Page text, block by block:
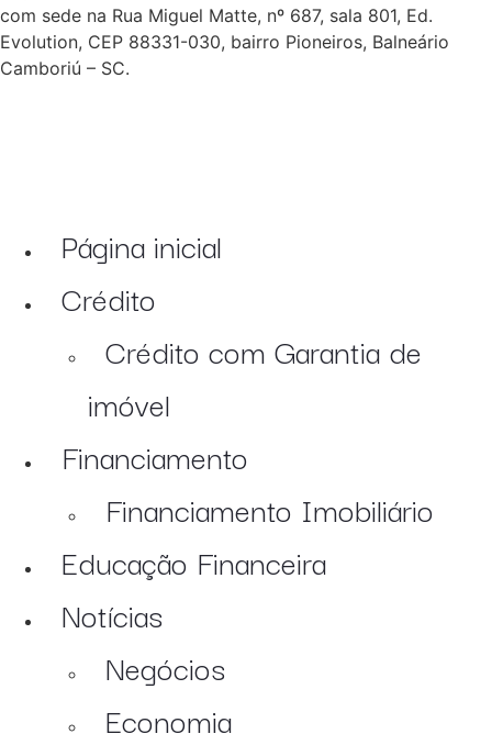
com sede na Rua Miguel Matte, nº 687, sala 801, Ed.
Evolution, CEP 88331-030, bairro Pioneiros, Balneário
Camboriú – SC.
Página inicial
Crédito
Crédito com Garantia de
imóvel
Financiamento
Financiamento Imobiliário
Educação Financeira
Notícias
Negócios
Economia